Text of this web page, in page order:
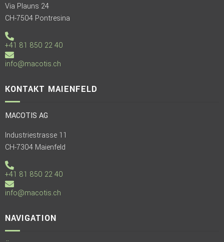
Via Plauns 24
CH-7504 Pontresina
+41 81 850 22 40
info@macotis.ch
KONTAKT MAIENFELD
MACOTIS AG
Industriestrasse 11
CH-7304 Maienfeld
+41 81 850 22 40
info@macotis.ch
NAVIGATION